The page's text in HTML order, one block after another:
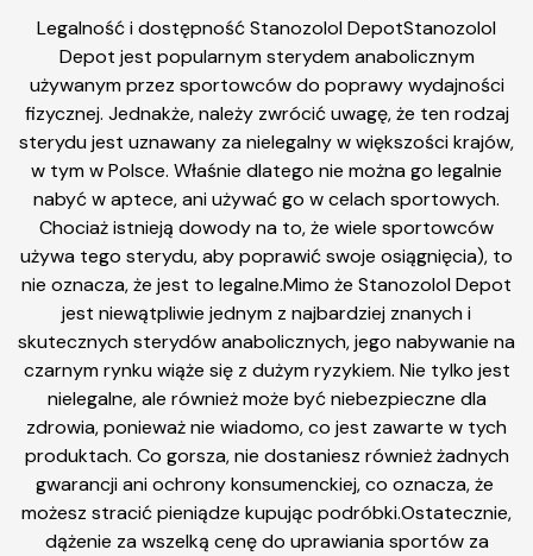
Legalność i dostępność Stanozolol DepotStanozolol
Depot jest popularnym sterydem anabolicznym
używanym przez sportowców do poprawy wydajności
fizycznej. Jednakże, należy zwrócić uwagę, że ten rodzaj
sterydu jest uznawany za nielegalny w większości krajów,
w tym w Polsce. Właśnie dlatego nie można go legalnie
nabyć w aptece, ani używać go w celach sportowych.
Chociaż istnieją dowody na to, że wiele sportowców
używa tego sterydu, aby poprawić swoje osiągnięcia), to
nie oznacza, że jest to legalne.Mimo że Stanozolol Depot
jest niewątpliwie jednym z najbardziej znanych i
skutecznych sterydów anabolicznych, jego nabywanie na
czarnym rynku wiąże się z dużym ryzykiem. Nie tylko jest
nielegalne, ale również może być niebezpieczne dla
zdrowia, ponieważ nie wiadomo, co jest zawarte w tych
produktach. Co gorsza, nie dostaniesz również żadnych
gwarancji ani ochrony konsumenckiej, co oznacza, że ​​
możesz stracić pieniądze kupując podróbki.Ostatecznie,
dążenie za wszelką cenę do uprawiania sportów za